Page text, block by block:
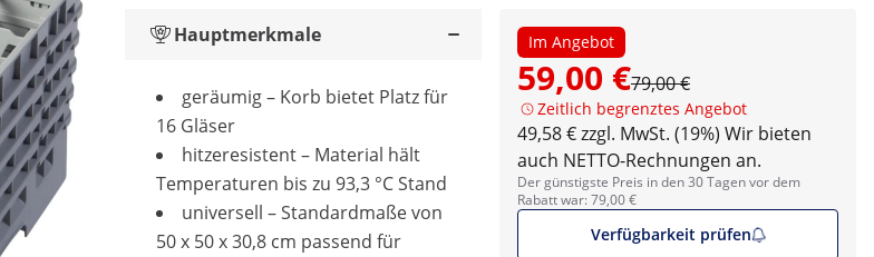
Im Angebot
59,00 €79,00 €
Zeitlich begrenztes Angebot
49,58 € zzgl. MwSt. (19%) Wir bieten
auch NETTO-Rechnungen an.
Der günstigste Preis in den 30 Tagen vor dem
Rabatt war: 79,00 €
Verfügbarkeit prüfen
Hauptmerkmale
geräumig – Korb bietet Platz für
16 Gläser
hitzeresistent – Material hält
Temperaturen bis zu 93,3 °C Stand
universell – Standardmaße von
50 x 50 x 30,8 cm passend für